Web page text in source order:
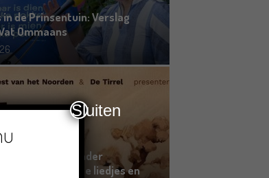
de Prinsentuin: Verslag
Ommaans
voor bijzonder
met Groningse liedjes en
Sluiten